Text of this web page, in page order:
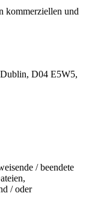
kommerziellen und
D04 E5W5,
/ beendete
/ oder